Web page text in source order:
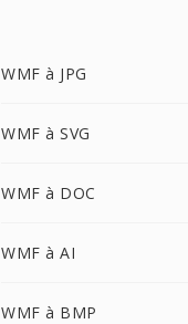
WMF à JPG
WMF à SVG
WMF à DOC
WMF à AI
WMF à BMP